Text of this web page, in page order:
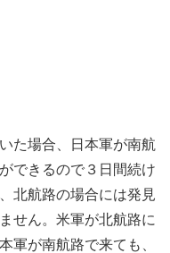
た場合、日本軍が南航
できるので３日間続け
北航路の場合には発見
せん。米軍が北航路に
軍が南航路で来ても、